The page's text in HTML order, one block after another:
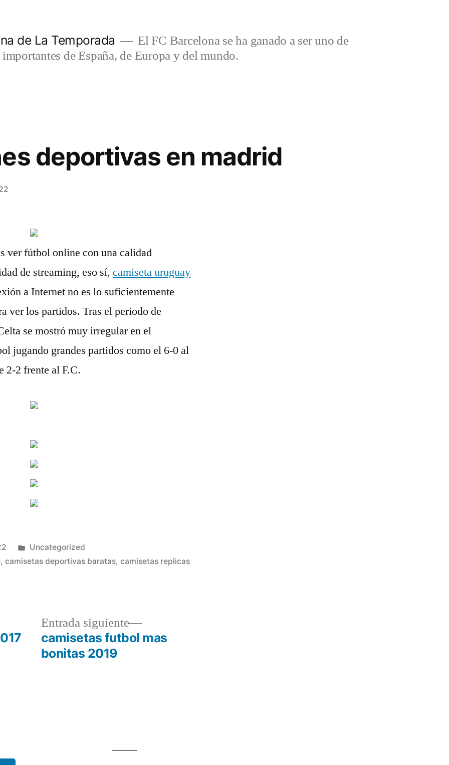
de La Temporada
El FC Barcelona se ha ganado a ser uno de
de España, de Europa y del mundo.
deportivas en madrid
ver fútbol online con una calidad
de streaming, eso sí,camiseta uruguay
a Internet no es lo suficientemente
ver los partidos. Tras el periodo de
se mostró muy irregular en el
jugando grandes partidos como el 6-0 al
2-2 frente al F.C.
Publicado
en
Uncategorized
,camisetas deportivas baratas,camisetas replicas
Entrada siguiente
Entrada
siguiente:
camisetas futbol mas
bonitas 2019